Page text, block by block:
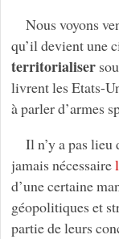
Nous voyons
qu’il devient une
territorialiser
livrent les Etats-
à parler d’armes
Il n’y a pas lieu
jamais nécessaire
d’une certaine
géopolitiques et
partie de leurs